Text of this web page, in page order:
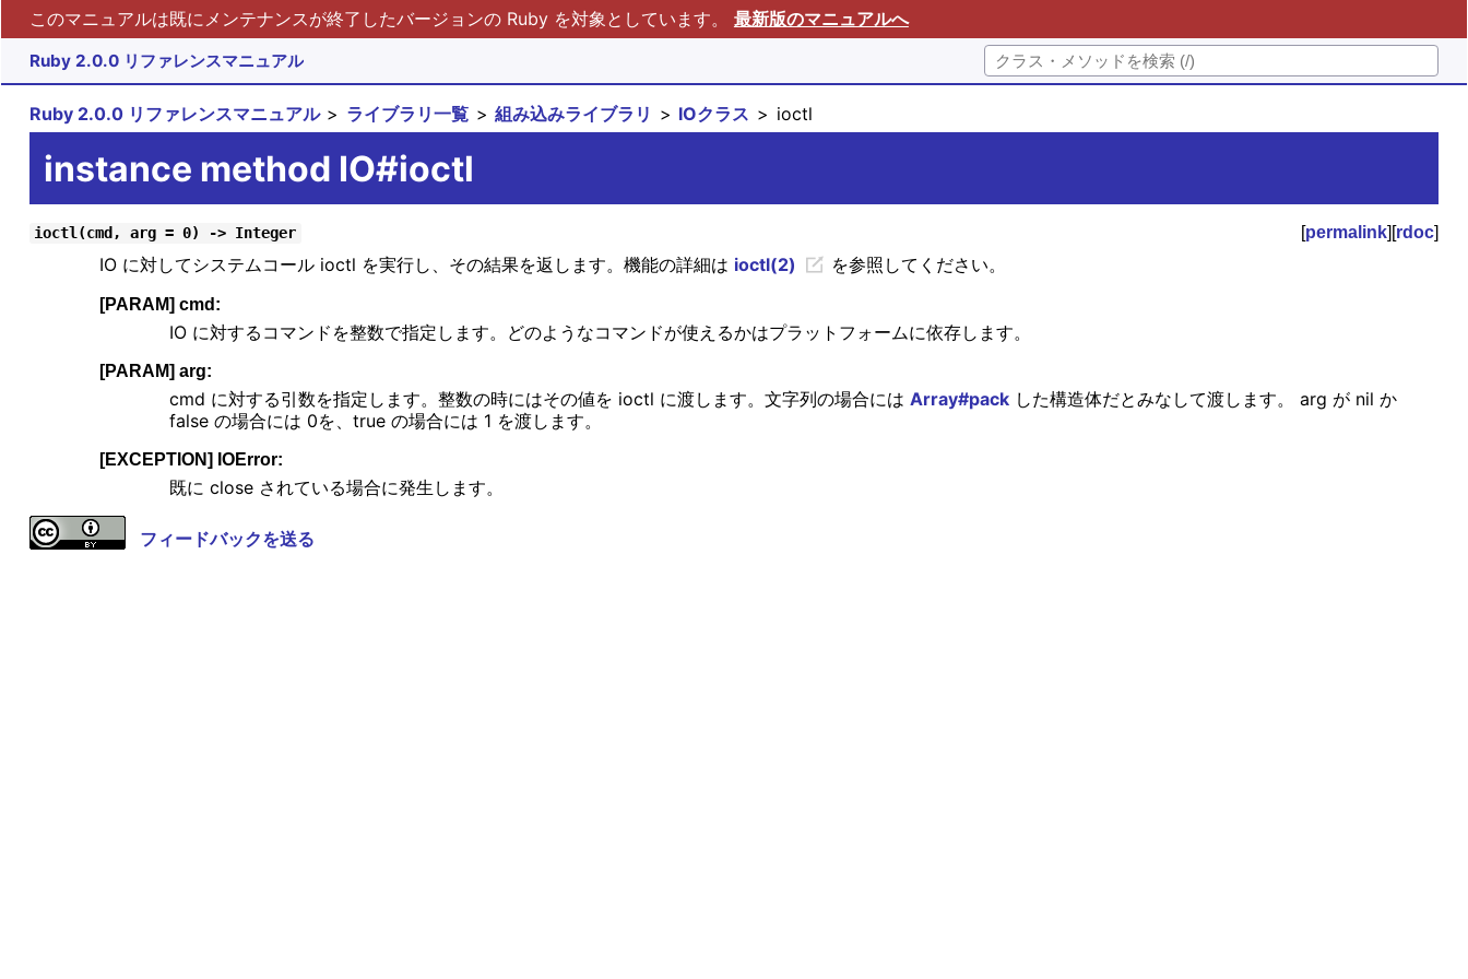
このマニュアルは既にメンテナンスが終了したバージョンの Ruby を対象としています。 最新版のマニュアルへ
Ruby 2.0.0 リファレンスマニュアル
Ruby 2.0.0 リファレンスマニュアル ライブラリ一覧 組み込みライブラリ IOクラス ioctl
instance method IO#ioctl
ioctl(cmd, arg = 0) -> Integer [permalink][rdoc]
IO に対してシステムコール ioctl を実行し、その結果を返します。機能の詳細は ioctl(2) を参照してください。
[PARAM] cmd:
IO に対するコマンドを整数で指定します。どのようなコマンドが使えるかはプラットフォームに依存します。
[PARAM] arg:
cmd に対する引数を指定します。整数の時にはその値を ioctl に渡します。文字列の場合には Array#packした構造体だとみなして渡します。 arg が nil か
false の場合には 0を、true の場合には 1 を渡します。
[EXCEPTION] IOError:
既に close されている場合に発生します。
フィードバックを送る